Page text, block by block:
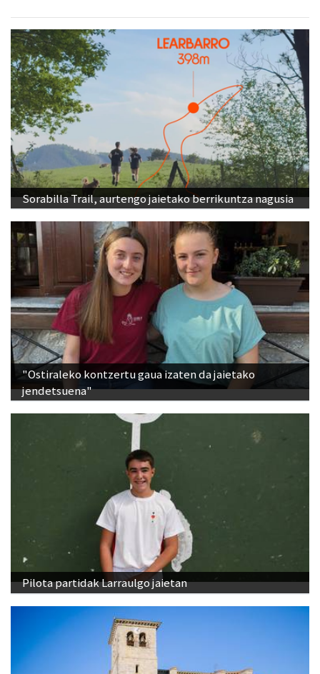
Sorabilla Trail, aurtengo jaietako berrikuntza nagusia
"Ostiraleko kontzertu gaua izaten da jaietako
Pilota partidak Larraulgo jaietan